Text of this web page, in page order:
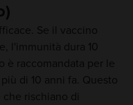
Se il vaccino
l'immunità dura 10
è raccomandata per le
di 10 anni fa. Questo
rischiano di